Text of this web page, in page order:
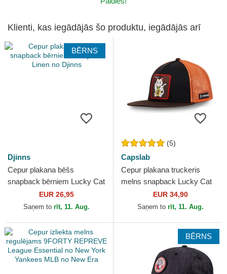
Klienti, kas iegādājās šo produktu, iegādājās arī
BĒRNS
Djinns
Cepur plakana bēšs
snapback bērniem Lucky Cat
Linen no Djinns
EUR 26,95
Saņem to rīt, 11. Aug.
(5)
Capslab
Cepur plakana truckeris
melns snapback Lucky Cat
LUC Maneki-Neko no
Capslab
EUR 34,90
Saņem to rīt, 11. Aug.
BĒRNS